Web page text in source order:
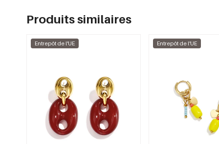
Produits similaires
Entrepôt de l'UE Entrepôt de l'UE